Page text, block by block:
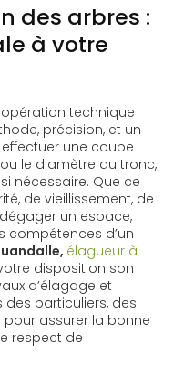
des arbres :
à votre
opération technique
précision, et un
une coupe
le diamètre du tronc,
nécessaire. Que ce
de vieillissement, de
un espace,
compétences d’un
élagueur à
disposition son
d’élagage et
des particuliers, des
assurer la bonne
respect de